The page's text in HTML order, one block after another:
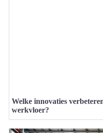
Welke innovaties
werkvloer?